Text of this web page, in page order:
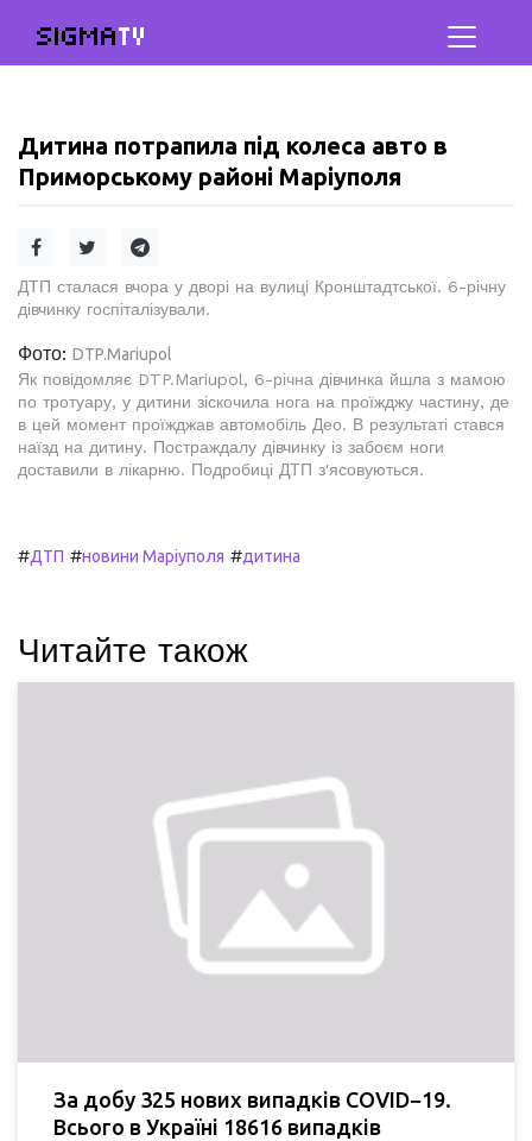
SIGMATV
Дитина потрапила під колеса авто в
Приморському районі Маріуполя
ДТП сталася вчора у дворі на вулиці Кронштадтської. 6-річну
дівчинку госпіталізували.
Фото: DTP.Mariupol
Як повідомляє DTP.Mariupol, 6-річна дівчинка йшла з мамою
по тротуару, у дитини зіскочила нога на проїжджу частину, де
в цей момент проїжджав автомобіль Део. В результаті стався
наїзд на дитину. Постраждалу дівчинку із забоєм ноги
доставили в лікарню. Подробиці ДТП з'ясовуються.
#ДТП #новини Маріуполя #дитина
Читайте також
За добу 325 нових випадків COVID−19.
Всього в Україні 18616 випадків